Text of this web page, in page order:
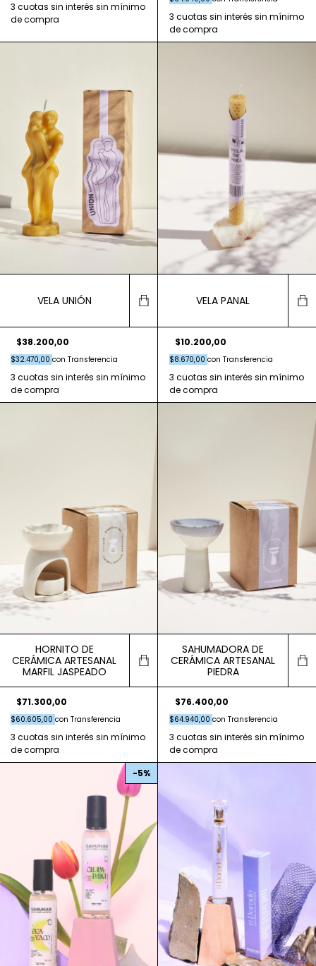
VELA UNIÓN
$38.200,00
$32.470,00 con Transferencia
VELA PANAL
$10.200,00
$8.670,00 con Transferencia
HORNITO DE
CERÁMICA ARTESANAL
MARFIL JASPEADO
$71.300,00
$60.605,00 con Transferencia
SAHUMADORA DE
CERÁMICA ARTESANAL
PIEDRA
$76.400,00
$64.940,00 con Transferencia
-5%